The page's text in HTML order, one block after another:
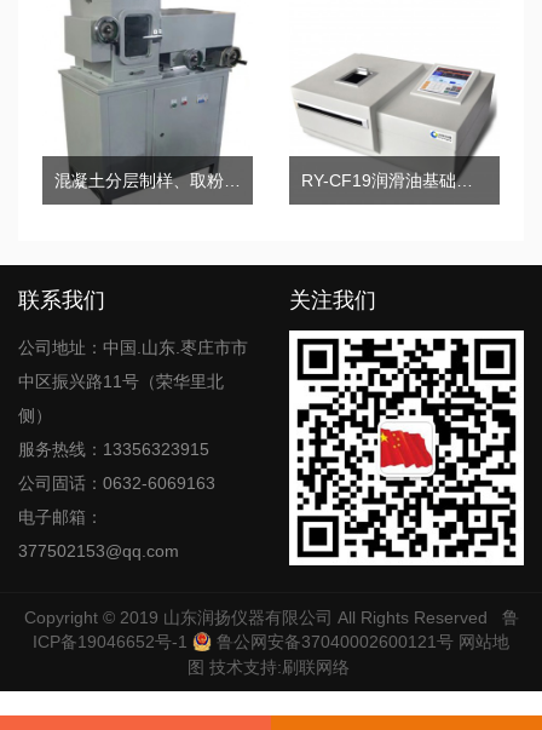
RY-CF19润滑油基础油化学族组成测定棒状薄层色谱仪
联系我们
公司地址：中国.山东.枣庄市市
中区振兴路11号（荣华里北
侧）
服务热线：13356323915
公司固话：0632-6069163
电子邮箱：
377502153@qq.com
关注我们
Copyright © 2019 山东润扬仪器有限公司 All Rights Reserved 鲁
ICP备19046652号-1
鲁公网安备37040002600121号 网站地
图 技术支持:刷联网络